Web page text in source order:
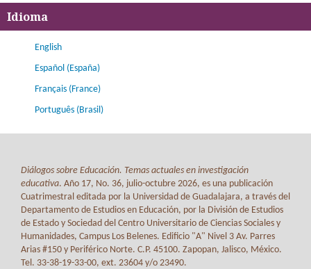
Idioma
English
Español (España)
Français (France)
Português (Brasil)
Diálogos sobre Educación. Temas actuales en investigación
educativa. Año 17, No. 36, julio-octubre 2026, es una publicación
Cuatrimestral editada por la Universidad de Guadalajara, a través del
Departamento de Estudios en Educación, por la División de Estudios
de Estado y Sociedad del Centro Universitario de Ciencias Sociales y
Humanidades, Campus Los Belenes. Edificio "A" Nivel 3 Av. Parres
Arias #150 y Periférico Norte. C.P. 45100. Zapopan, Jalisco, México.
Tel. 33-38-19-33-00, ext. 23604 y/o 23490.